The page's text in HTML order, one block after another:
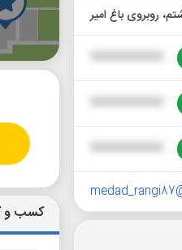
روبروی باغ امیر
XXXXXXXXXX
XXXXXXXXXX
XXXXXXXXXX
کسب و